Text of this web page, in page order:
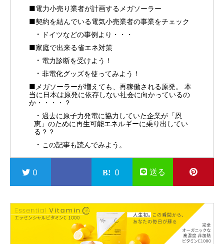
■電力小売り業者が計画するメガソーラー
■契約を結んでいる電気小売業者の事業をチェック
ドイツなどの事例より・・・
■家庭で出来る省エネ対策
電力診断を受けよう！
非電化グッズを使ってみよう！
■メガソーラーが増えても、再稼働される原発。 本
当に日本は原発に依存しない社会に向かっているの
か・・・・？
過去に原子力発電に協力していた企業が「恩
恵」のために再生可能エネルギーに乗り出してい
る？？
この記事も読んでみよう。
0 0 送る